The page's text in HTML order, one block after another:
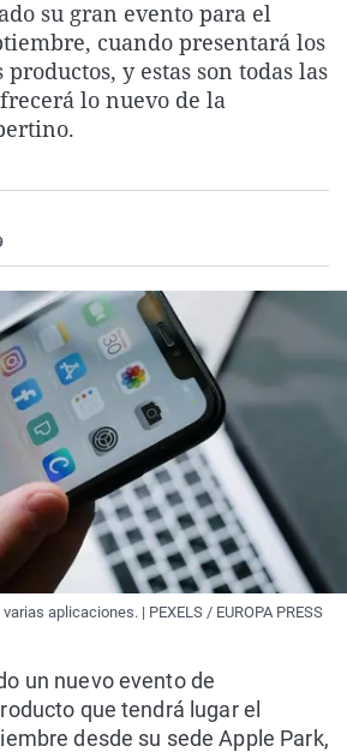
La rosa de los vientos
Gente viajera
Como el perro y el
Caso
Retornados
Equipo de
Extremadura
Galicia
La Rioja
País Vasco
Virales
Televisión
Elecciones
su gran evento para el
cuando presentará los
y estas son todas las
lo nuevo de la
aplicaciones. | PEXELS / EUROPA PRESS
un nuevo evento de
que tendrá lugar el
desde su sede Apple Park,